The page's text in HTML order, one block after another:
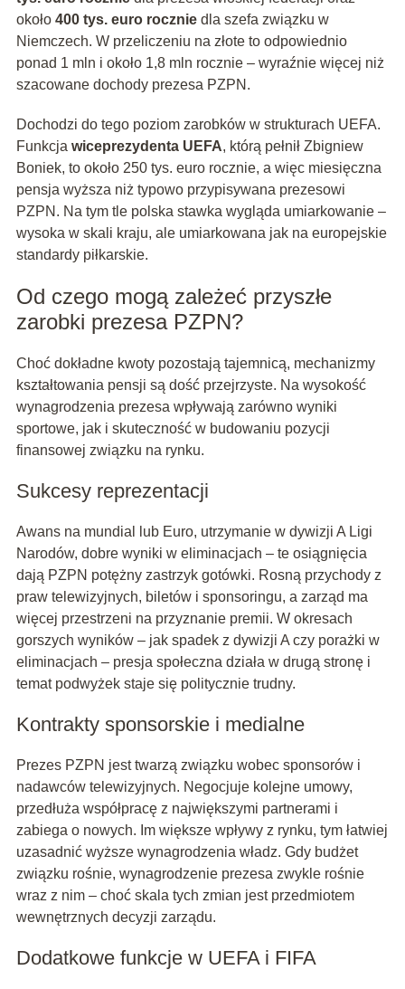
około 400 tys. euro roczniedla szefa związku w
Niemczech. W przeliczeniu na złote to odpowiednio
ponad 1 mln i około 1,8 mln rocznie – wyraźnie więcej niż
szacowane dochody prezesa PZPN.
Dochodzi do tego poziom zarobków w strukturach UEFA.
Funkcja wiceprezydenta UEFA, którą pełnił Zbigniew
Boniek, to około 250 tys. euro rocznie, a więc miesięczna
pensja wyższa niż typowo przypisywana prezesowi
PZPN. Na tym tle polska stawka wygląda umiarkowanie –
wysoka w skali kraju, ale umiarkowana jak na europejskie
standardy piłkarskie.
Od czego mogą zależeć przyszłe
zarobki prezesa PZPN?
Choć dokładne kwoty pozostają tajemnicą, mechanizmy
kształtowania pensji są dość przejrzyste. Na wysokość
wynagrodzenia prezesa wpływają zarówno wyniki
sportowe, jak i skuteczność w budowaniu pozycji
finansowej związku na rynku.
Sukcesy reprezentacji
Awans na mundial lub Euro, utrzymanie w dywizji A Ligi
Narodów, dobre wyniki w eliminacjach – te osiągnięcia
dają PZPN potężny zastrzyk gotówki. Rosną przychody z
praw telewizyjnych, biletów i sponsoringu, a zarząd ma
więcej przestrzeni na przyznanie premii. W okresach
gorszych wyników – jak spadek z dywizji A czy porażki w
eliminacjach – presja społeczna działa w drugą stronę i
temat podwyżek staje się politycznie trudny.
Kontrakty sponsorskie i medialne
Prezes PZPN jest twarzą związku wobec sponsorów i
nadawców telewizyjnych. Negocjuje kolejne umowy,
przedłuża współpracę z największymi partnerami i
zabiega o nowych. Im większe wpływy z rynku, tym łatwiej
uzasadnić wyższe wynagrodzenia władz. Gdy budżet
związku rośnie, wynagrodzenie prezesa zwykle rośnie
wraz z nim – choć skala tych zmian jest przedmiotem
wewnętrznych decyzji zarządu.
Dodatkowe funkcje w UEFA i FIFA